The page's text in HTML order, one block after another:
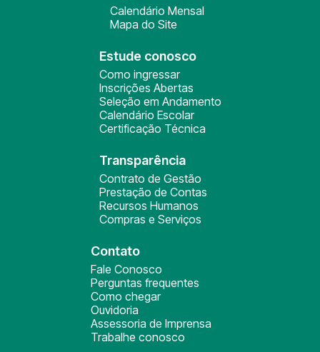
Calendário Mensal
Mapa do Site
Estude conosco
Como ingressar
Inscrições Abertas
Seleção em Andamento
Calendário Escolar
Certificação Técnica
Transparência
Contrato de Gestão
Prestação de Contas
Recursos Humanos
Compras e Serviços
Contato
Fale Conosco
Perguntas frequentes
Como chegar
Ouvidoria
Assessoria de Imprensa
Trabalhe conosco